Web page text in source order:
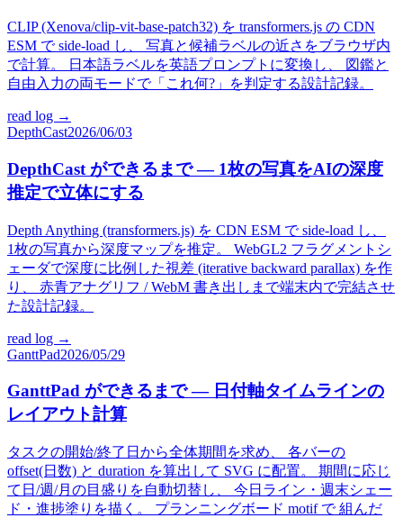
CLIP (Xenova/clip-vit-base-patch32) を transformers.js の CDN
ESM で side-load し、 写真と候補ラベルの近さをブラウザ内
で計算。 日本語ラベルを英語プロンプトに変換し、 図鑑と
自由入力の両モードで「これ何?」を判定する設計記録。
read log →
DepthCast2026/06/03
DepthCast ができるまで — 1枚の写真をAIの深度
推定で立体にする
Depth Anything (transformers.js) を CDN ESM で side-load し、
1枚の写真から深度マップを推定。 WebGL2 フラグメントシ
ェーダで深度に比例した視差 (iterative backward parallax) を作
り、 赤青アナグリフ / WebM 書き出しまで端末内で完結させ
た設計記録。
read log →
GanttPad2026/05/29
GanttPad ができるまで — 日付軸タイムラインの
レイアウト計算
タスクの開始/終了日から全体期間を求め、 各バーの
offset(日数) と duration を算出して SVG に配置。 期間に応じ
て日/週/月の目盛りを自動切替し、 今日ライン・週末シェー
ド・進捗塗りを描く。 プランニングボード motif で 組んだ